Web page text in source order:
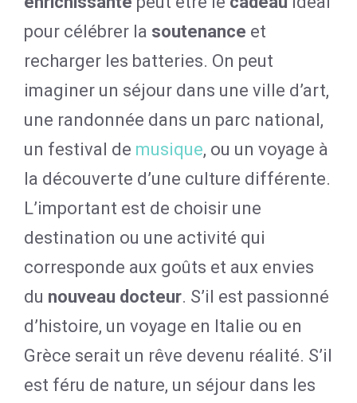
pour célébrer la soutenance et
recharger les batteries. On peut
imaginer un séjour dans une ville d’art,
une randonnée dans un parc national,
un festival de musique, ou un voyage à
la découverte d’une culture différente.
L’important est de choisir une
destination ou une activité qui
corresponde aux goûts et aux envies
du nouveau docteur. S’il est passionné
d’histoire, un voyage en Italie ou en
Grèce serait un rêve devenu réalité. S’il
est féru de nature, un séjour dans les